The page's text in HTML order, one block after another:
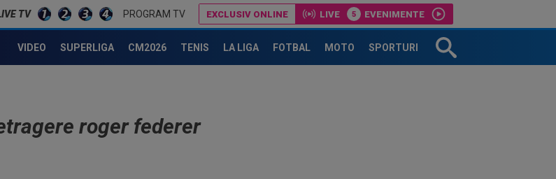
TV PROGRAM TV EXCLUSIV ONLINE LIVE EVENIMENTE
VIDEO SUPERLIGA CM2026 TENIS LA LIGA FOTBAL MOTO SPORTURI
roger federer